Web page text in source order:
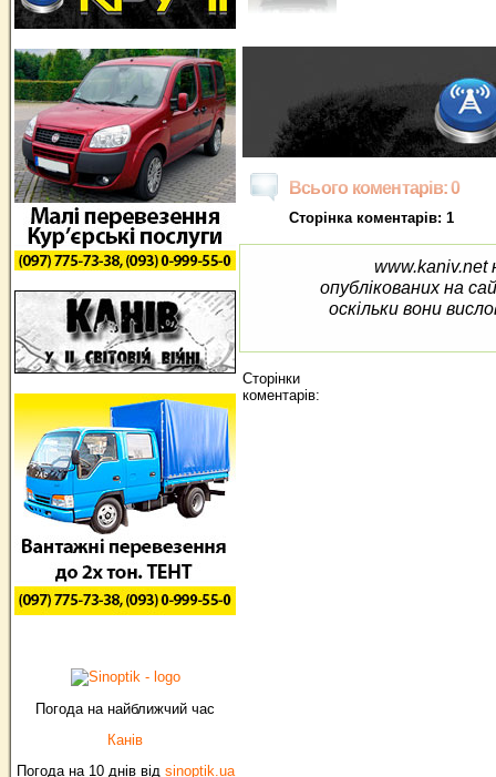
Погода на найближчий час
Канів
Погода на 10 днів від sinoptik.ua
Всього коментарів: 0
Сторінка коментарів: 1
www.kaniv.net
опублікованих на
оскільки вони
Сторінки
коментарів: